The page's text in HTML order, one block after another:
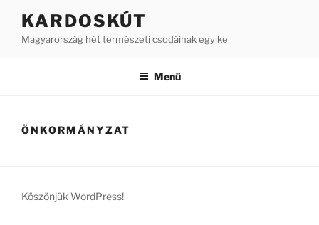
KARDOSKÚT
Magyarország hét természeti csodáinak egyike
Menü
ÖNKORMÁNYZAT
Köszönjük WordPress!